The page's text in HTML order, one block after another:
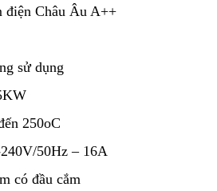
điện Châu Âu A++
sử dụng
250oC
50Hz – 16A
có đầu cắm